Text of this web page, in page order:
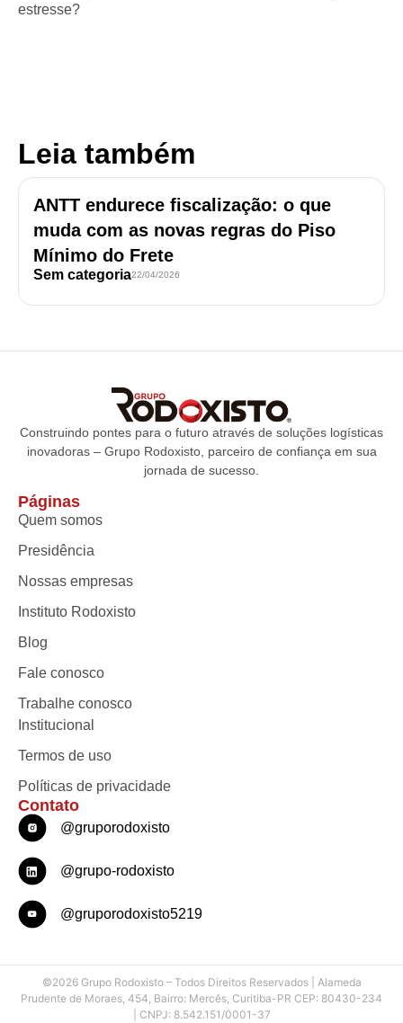
estresse?
Leia também
ANTT endurece fiscalização: o que
muda com as novas regras do Piso
Mínimo do Frete
Sem categoria22/04/2026
Construindo pontes para o futuro através de soluções logísticas
inovadoras – Grupo Rodoxisto, parceiro de confiança em sua
jornada de sucesso.
Páginas
Quem somos
Presidência
Nossas empresas
Instituto Rodoxisto
Blog
Fale conosco
Trabalhe conosco
Institucional
Termos de uso
Políticas de privacidade
Contato
@gruporodoxisto
@grupo-rodoxisto
@gruporodoxisto5219
©2026 Grupo Rodoxisto – Todos Direitos Reservados | Alameda
Prudente de Moraes, 454, Bairro: Mercês, Curitiba-PR CEP: 80430-234
| CNPJ: 8.542.151/0001-37